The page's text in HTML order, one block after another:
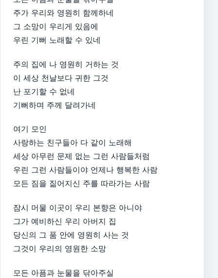
주가 우리와 영원히 함께하네
그 소망이 우리게 있음에
우린 기뻐 노래할 수 있네
주의 집에 나 영원히 거하는 것
이 세상 천날보다 귀한 그것
난 포기할 수 없네
기뻐하며 주께 달려가네
여기 모인
사랑하는 친구들아 다 같이 노래해
세상 아무런 문제 없는 그런 사람들처럼
우린 그런 사람들이야 언제나 행복한 사람
모든 짐을 짊어지신 주를 따라가는 사람
잠시 머물 이곳이 우리 본향은 아니야
그가 예비하신 우리 아버지 집
당신의 그 품 안에 영원히 사는 것
그것이 우리의 영원한 소망
모든 아픔과 눈물을 닦아주실